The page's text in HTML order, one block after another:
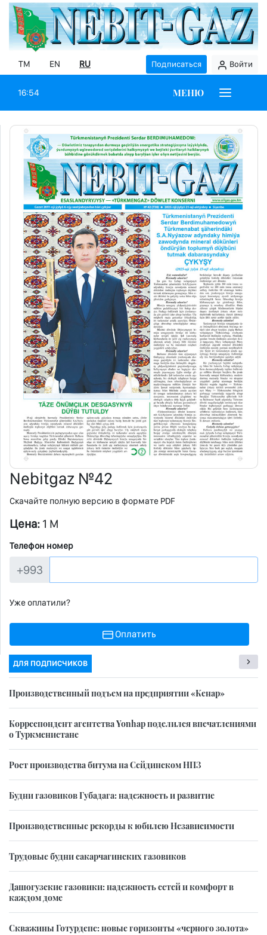
TM EN RU Подписаться Войти
16:54 МЕНЮ
Nebitgaz №42
Скачайте полную версию в формате PDF
Цена: 1 M
Телефон номер
+993
Уже оплатили?
Оплатить
ДЛЯ ПОДПИСЧИКОВ
Производственный подъем на предприятии «Кенар»
Корреспондент агентства Yonhap поделился впечатлениями
о Туркменистане
Рост производства битума на Сейдинском НПЗ
Будни газовиков Губадага: надежность и развитие
Производственные рекорды к юбилею Независимости
Трудовые будни сакарчагинских газовиков
Дашогузские газовики: надежность сетей и комфорт в
каждом доме
Скважины Готурдепе: новые горизонты «черного золота»